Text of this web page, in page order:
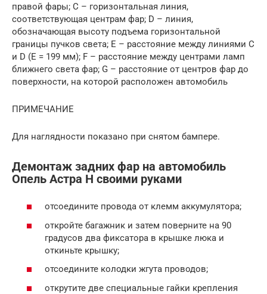
правой фары; C – горизонтальная линия,
соответствующая центрам фар; D – линия,
обозначающая высоту подъема горизонтальной
границы пучков света; E – расстояние между линиями C
и D (E = 199 мм); F – расстояние между центрами ламп
ближнего света фар; G – расстояние от центров фар до
поверхности, на которой расположен автомобиль
ПРИМЕЧАНИЕ
Для наглядности показано при снятом бампере.
Демонтаж задних фар на автомобиль
Опель Астра Н своими руками
отсоедините провода от клемм аккумулятора;
откройте багажник и затем поверните на 90
градусов два фиксатора в крышке люка и
откиньте крышку;
отсоедините колодки жгута проводов;
открутите две специальные гайки крепления